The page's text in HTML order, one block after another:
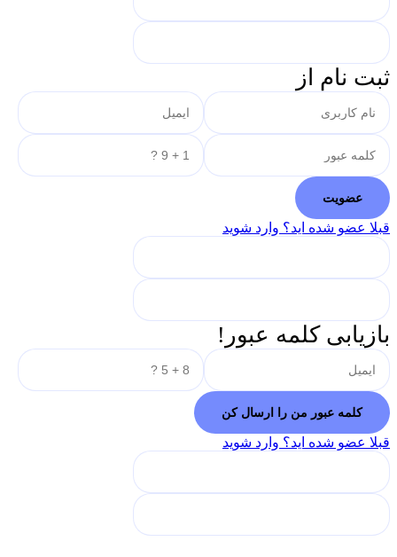
ثبت نام از
قبلا عضو شده اید؟ وارد شوید
بازیابی کلمه عبور!
قبلا عضو شده اید؟ وارد شوید